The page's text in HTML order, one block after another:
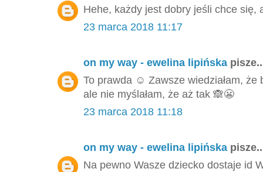
Hehe, każdy jest dobry jeśli chce się,
23 marca 2018 11:17
on my way - ewelina lipińska
To prawda ☺️ Zawsze wiedziałam,
ale nie myślałam, że aż tak 🙈😬
23 marca 2018 11:18
on my way - ewelina lipińska
Na pewno Wasze dziecko dostaje id